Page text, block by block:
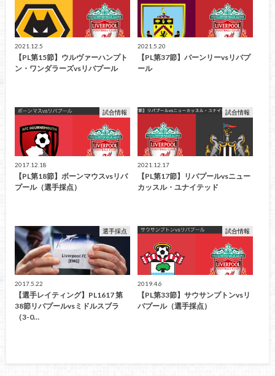
2021.12.5
【PL第15節】ウルヴァーハンプト
ン・ワンダラーズvsリバプール
2021.5.20
【PL第37節】バーンリーvsリバプ
ール
試合情報
2017.12.18
【PL第18節】ボーンマウスvsリバ
プール（選手採点）
試合情報
2021.12.17
【PL第17節】リバプールvsニュー
カッスル・ユナイテッド
選手採点
2017.5.22
【選手レイティング】PL1617 第
38節リバプールvsミドルスブラ
（3-0…
試合情報
2019.4.6
【PL第33節】サウサンプトンvsリ
バプール（選手採点）